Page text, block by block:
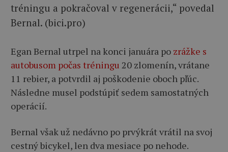
tréningu a pokračoval v regenerácii,“ povedal
Bernal. (bici.pro)
Egan Bernal utrpel na konci januára po zrážke s
autobusom počas tréningu 20 zlomenín, vrátane
11 rebier, a potvrdil aj poškodenie oboch pľúc.
Následne musel podstúpiť sedem samostatných
operácií.
Bernal však už nedávno po prvýkrát vrátil na svoj
cestný bicykel, len dva mesiace po nehode.